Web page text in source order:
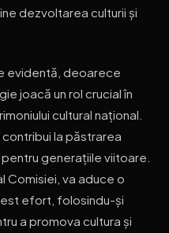
dezvoltarea culturii și
evidentă, deoarece
joacă un rol crucial în
cultural național.
la păstrarea
generațiile viitoare.
Comisiei, va aduce o
efort, folosindu-și
a promova cultura și